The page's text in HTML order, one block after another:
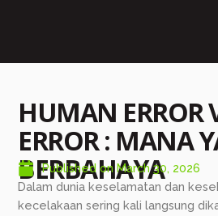
HUMAN ERROR
ERROR : MANA
BERBAHAYA
Published on March 30, 2026
Dalam dunia keselamatan dan
kecelakaan sering kali langsung